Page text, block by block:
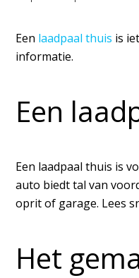
Een laadpaal thuis is
informatie.
Een
Een laadpaal thuis is
auto biedt tal van
oprit of garage. Lees
Het